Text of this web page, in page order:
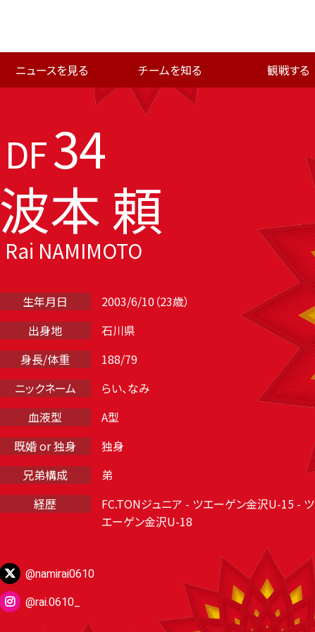
ニュースを見る チームを知る 観戦する
DF34
波本 頼
Rai NAMIMOTO
生年月日
2003/6/10（23歳）
出身地
石川県
身長/体重
188/79
ニックネーム
らい、なみ
血液型
A型
既婚 or 独身
独身
兄弟構成
弟
経歴
FC.TONジュニア - ツエーゲン金沢U-15 - ツ
エーゲン金沢U-18
@namirai0610
@rai.0610_